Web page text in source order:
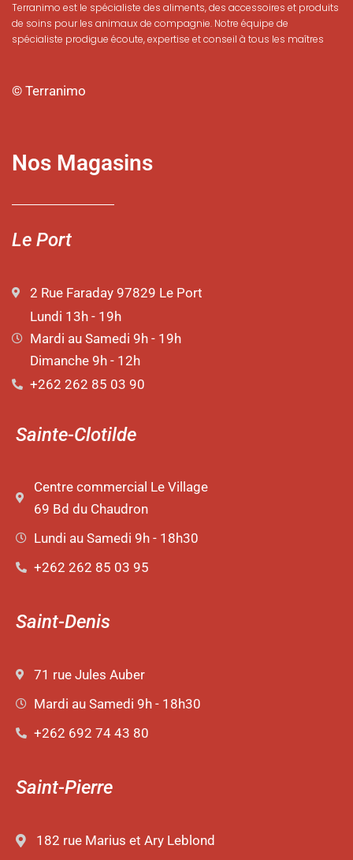
Terranimo est le spécialiste des aliments, des accessoires et produits
de soins pour les animaux de compagnie. Notre équipe de
spécialiste prodigue écoute, expertise et conseil à tous les maîtres
© Terranimo
Nos Magasins
Le Port
2 Rue Faraday 97829 Le Port
Lundi 13h - 19h
Mardi au Samedi 9h - 19h
Dimanche 9h - 12h
+262 262 85 03 90
Sainte-Clotilde
Centre commercial Le Village
69 Bd du Chaudron
Lundi au Samedi 9h - 18h30
+262 262 85 03 95
Saint-Denis
71 rue Jules Auber
Mardi au Samedi 9h - 18h30
+262 692 74 43 80
Saint-Pierre
182 rue Marius et Ary Leblond